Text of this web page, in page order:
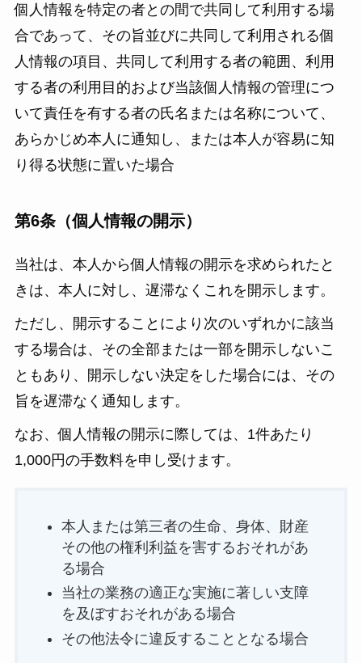
個人情報を特定の者との間で共同して利用する場
合であって、その旨並びに共同して利用される個
人情報の項目、共同して利用する者の範囲、利用
する者の利用目的および当該個人情報の管理につ
いて責任を有する者の氏名または名称について、
あらかじめ本人に通知し、または本人が容易に知
り得る状態に置いた場合
第6条（個人情報の開示）
当社は、本人から個人情報の開示を求められたと
きは、本人に対し、遅滞なくこれを開示します。
ただし、開示することにより次のいずれかに該当
する場合は、その全部または一部を開示しないこ
ともあり、開示しない決定をした場合には、その
旨を遅滞なく通知します。
なお、個人情報の開示に際しては、1件あたり
1,000円の手数料を申し受けます。
本人または第三者の生命、身体、財産
その他の権利利益を害するおそれがあ
る場合
当社の業務の適正な実施に著しい支障
を及ぼすおそれがある場合
その他法令に違反することとなる場合